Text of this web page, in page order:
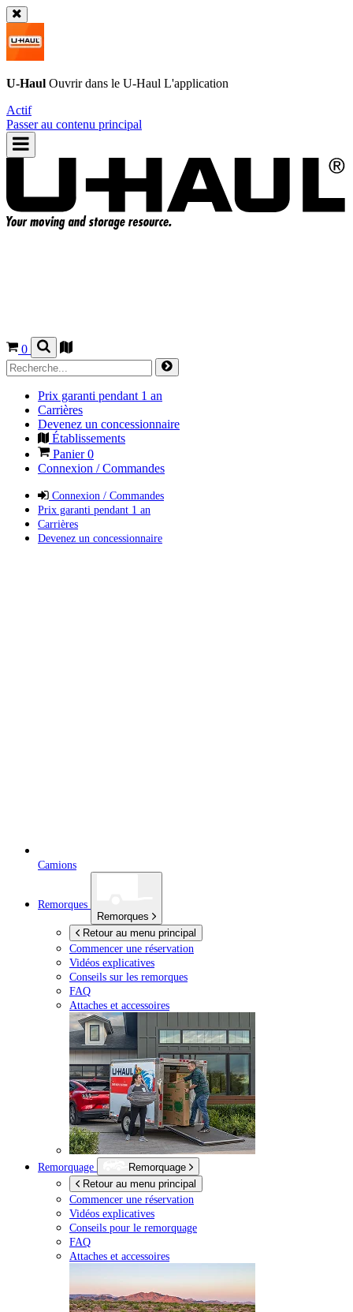
U-Haul Ouvrir dans le U-Haul L'application
Actif
Passer au contenu principal
0
Prix garanti pendant 1 an
Carrières
Devenez un concessionnaire
Établissements
Panier0
Connexion / Commandes
Connexion / Commandes
Prix garanti pendant 1 an
Carrières
Devenez un concessionnaire
Camions
Remorques
Remorques
Retour au menu principal
Commencer une réservation
Vidéos explicatives
Conseils sur les remorques
FAQ
Attaches et accessoires
Remorquage
Remorquage
Retour au menu principal
Commencer une réservation
Vidéos explicatives
Conseils pour le remorquage
FAQ
Attaches et accessoires